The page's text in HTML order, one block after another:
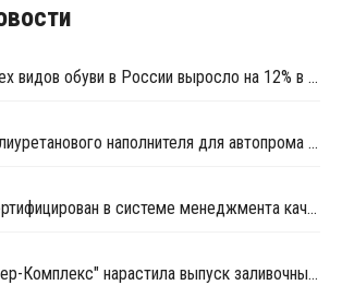
Производство всех видов обуви в России выросло на 12% в прошлом году
Производство полиуретанового наполнителя для автопрома создадут в Тольятти
"МК-Полимер" сертифицирован в системе менеджмента качества
Компания "Полимер-Комплекс" нарастила выпуск заливочных машин на 36% за год